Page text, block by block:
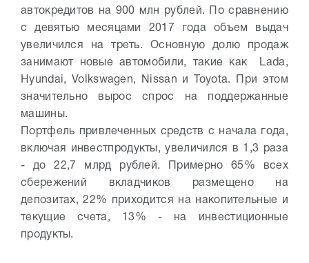
автокредитов на 900 млн рублей. По сравнению
с девятью месяцами 2017 года объем выдач
увеличился на треть. Основную долю продаж
занимают новые автомобили, такие как Lada,
Hyundai, Volkswagen, Nissan и Toyota. При этом
значительно вырос спрос на поддержанные
машины.
Портфель привлеченных средств с начала года,
включая инвестпродукты, увеличился в 1,3 раза
- до 22,7 млрд рублей. Примерно 65% всех
сбережений вкладчиков размещено на
депозитах, 22% приходится на накопительные и
текущие счета, 13% - на инвестиционные
продукты.